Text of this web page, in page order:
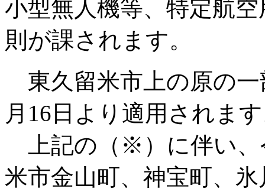
小型無人機等、特定航
則が課されます。
東久留米市上の原の一
月16日より適用されま
上記の（※）に伴い
米市金山町、神宝町、